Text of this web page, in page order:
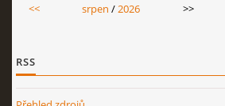
<< srpen /2026 >>
RSS